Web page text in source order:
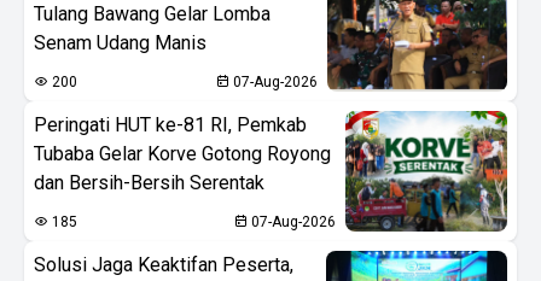
Tulang Bawang Gelar Lomba
Senam Udang Manis
200 07-Aug-2026
Peringati HUT ke-81 RI, Pemkab
Tubaba Gelar Korve Gotong Royong
dan Bersih-Bersih Serentak
185 07-Aug-2026
Solusi Jaga Keaktifan Peserta,